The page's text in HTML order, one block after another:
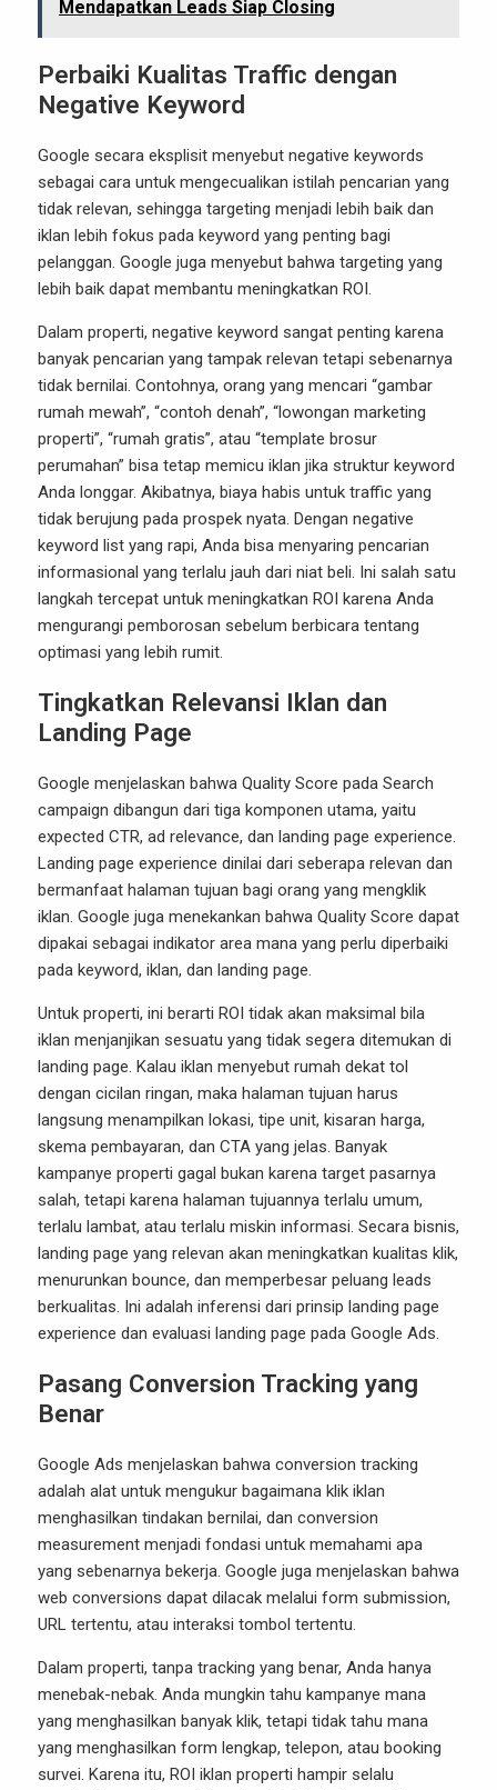
Mendapatkan Leads Siap Closing
Perbaiki Kualitas Traffic dengan
Negative Keyword
Google secara eksplisit menyebut negative keywords
sebagai cara untuk mengecualikan istilah pencarian yang
tidak relevan, sehingga targeting menjadi lebih baik dan
iklan lebih fokus pada keyword yang penting bagi
pelanggan. Google juga menyebut bahwa targeting yang
lebih baik dapat membantu meningkatkan ROI.
Dalam properti, negative keyword sangat penting karena
banyak pencarian yang tampak relevan tetapi sebenarnya
tidak bernilai. Contohnya, orang yang mencari “gambar
rumah mewah”, “contoh denah”, “lowongan marketing
properti”, “rumah gratis”, atau “template brosur
perumahan” bisa tetap memicu iklan jika struktur keyword
Anda longgar. Akibatnya, biaya habis untuk traffic yang
tidak berujung pada prospek nyata. Dengan negative
keyword list yang rapi, Anda bisa menyaring pencarian
informasional yang terlalu jauh dari niat beli. Ini salah satu
langkah tercepat untuk meningkatkan ROI karena Anda
mengurangi pemborosan sebelum berbicara tentang
optimasi yang lebih rumit.
Tingkatkan Relevansi Iklan dan
Landing Page
Google menjelaskan bahwa Quality Score pada Search
campaign dibangun dari tiga komponen utama, yaitu
expected CTR, ad relevance, dan landing page experience.
Landing page experience dinilai dari seberapa relevan dan
bermanfaat halaman tujuan bagi orang yang mengklik
iklan. Google juga menekankan bahwa Quality Score dapat
dipakai sebagai indikator area mana yang perlu diperbaiki
pada keyword, iklan, dan landing page.
Untuk properti, ini berarti ROI tidak akan maksimal bila
iklan menjanjikan sesuatu yang tidak segera ditemukan di
landing page. Kalau iklan menyebut rumah dekat tol
dengan cicilan ringan, maka halaman tujuan harus
langsung menampilkan lokasi, tipe unit, kisaran harga,
skema pembayaran, dan CTA yang jelas. Banyak
kampanye properti gagal bukan karena target pasarnya
salah, tetapi karena halaman tujuannya terlalu umum,
terlalu lambat, atau terlalu miskin informasi. Secara bisnis,
landing page yang relevan akan meningkatkan kualitas klik,
menurunkan bounce, dan memperbesar peluang leads
berkualitas. Ini adalah inferensi dari prinsip landing page
experience dan evaluasi landing page pada Google Ads.
Pasang Conversion Tracking yang
Benar
Google Ads menjelaskan bahwa conversion tracking
adalah alat untuk mengukur bagaimana klik iklan
menghasilkan tindakan bernilai, dan conversion
measurement menjadi fondasi untuk memahami apa
yang sebenarnya bekerja. Google juga menjelaskan bahwa
web conversions dapat dilacak melalui form submission,
URL tertentu, atau interaksi tombol tertentu.
Dalam properti, tanpa tracking yang benar, Anda hanya
menebak-nebak. Anda mungkin tahu kampanye mana
yang menghasilkan banyak klik, tetapi tidak tahu mana
yang menghasilkan form lengkap, telepon, atau booking
survei. Karena itu, ROI iklan properti hampir selalu